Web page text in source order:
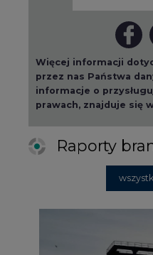
Więcej informacji
przez nas Państwa
informacje o
prawach, znajduje się
Raporty